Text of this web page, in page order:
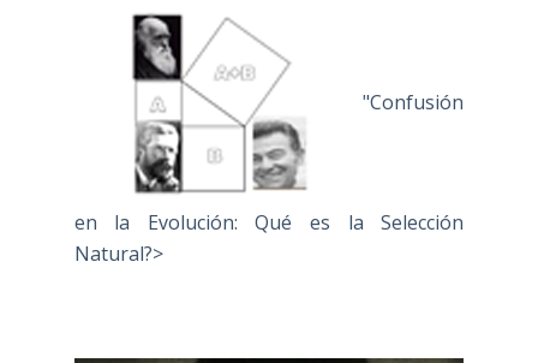
"Confusión
en la Evolución: Qué es la Selección
Natural?>